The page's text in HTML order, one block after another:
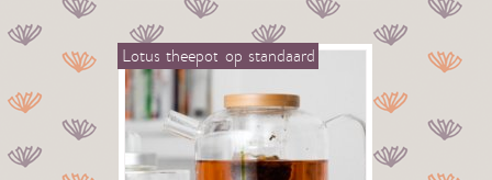
Lotus theepot op standaard